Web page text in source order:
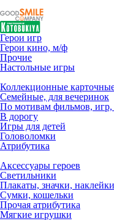
Герои игр
Герои кино, м/ф
Прочие
Настольные игры
Коллекционные
Семейные, для вечеринок
По мотивам фильмов, игр,
В дорогу
Игры для детей
Головоломки
Атрибутика
Аксессуары героев
Светильники
Плакаты, значки, наклейки
Сумки, кошельки
Прочая атрибутика
Мягкие игрушки